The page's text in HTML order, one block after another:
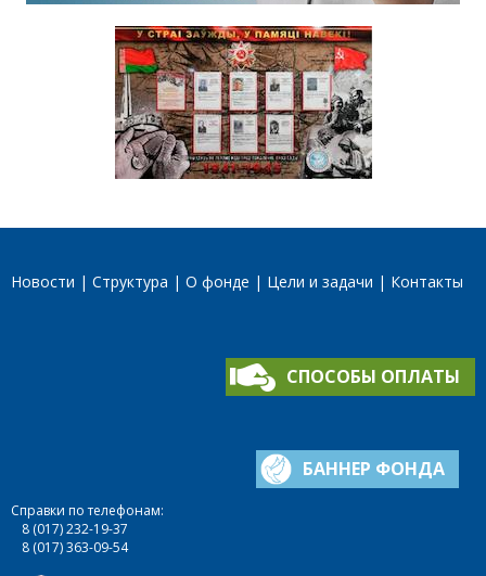
Новости Структура О фонде Цели и задачи Контакты
СПОСОБЫ ОПЛАТЫ
БАННЕР ФОНДА
Справки по телефонам:
8 (017) 232-19-37
8 (017) 363-09-54